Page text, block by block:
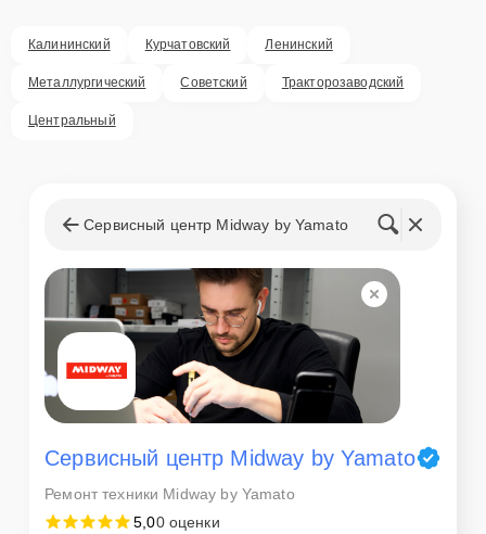
Калининский Курчатовский Ленинский
Металлургический Советский Тракторозаводский
Центральный
Сервисный центр Midway by Yamato
Сервисный центр Midway by Yamato
Ремонт техники Midway by Yamato
5,00 оценки